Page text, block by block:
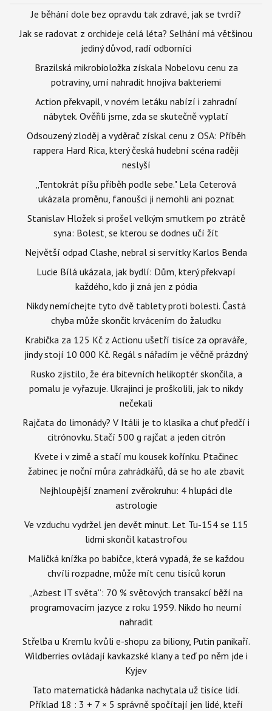
Je běhání dole bez opravdu tak zdravé, jak se tvrdí?
Jak se radovat z orchideje celá léta? Selhání má většinou
jediný důvod, radí odborníci
Brazilská mikrobioložka získala Nobelovu cenu za
potraviny, umí nahradit hnojiva bakteriemi
Action překvapil, v novém letáku nabízí i zahradní
nábytek. Ověřili jsme, zda se skutečně vyplatí
Odsouzený zloděj a vyděrač získal cenu z OSA: Příběh
rappera Hard Rica, který česká hudební scéna raději
neslyší
„Tentokrát píšu příběh podle sebe." Lela Ceterová
ukázala proměnu, fanoušci ji nemohli ani poznat
Stanislav Hložek si prošel velkým smutkem po ztrátě
syna: Bolest, se kterou se dodnes učí žít
Největší odpad Clashe, nebral si servítky Karlos Benda
Lucie Bílá ukázala, jak bydlí: Dům, který překvapí
každého, kdo ji zná jen z pódia
Nikdy nemíchejte tyto dvě tablety proti bolesti. Častá
chyba může skončit krvácením do žaludku
Krabička za 125 Kč z Actionu ušetří tisíce za opraváře,
jindy stojí 10 000 Kč. Regál s nářadím je věčně prázdný
Rusko zjistilo, že éra bitevních helikoptér skončila, a
pomalu je vyřazuje. Ukrajinci je proškolili, jak to nikdy
nečekali
Rajčata do limonády? V Itálii je to klasika a chuť předčí i
citrónovku. Stačí 500 g rajčat a jeden citrón
Kvete i v zimě a stačí mu kousek kořínku. Ptačinec
žabinec je noční můra zahrádkářů, dá se ho ale zbavit
Nejhloupější znamení zvěrokruhu: 4 hlupáci dle
astrologie
Ve vzduchu vydržel jen devět minut. Let Tu-154 se 115
lidmi skončil katastrofou
Maličká knížka po babičce, která vypadá, že se každou
chvíli rozpadne, může mít cenu tisíců korun
„Azbest IT světa“: 70 % světových transakcí běží na
programovacím jazyce z roku 1959. Nikdo ho neumí
nahradit
Střelba u Kremlu kvůli e-shopu za biliony, Putin panikaří.
Wildberries ovládají kavkazské klany a teď po něm jde i
Kyjev
Tato matematická hádanka nachytala už tisíce lidí.
Příklad 18 : 3 + 7 × 5 správně spočítají jen lidé, kteří